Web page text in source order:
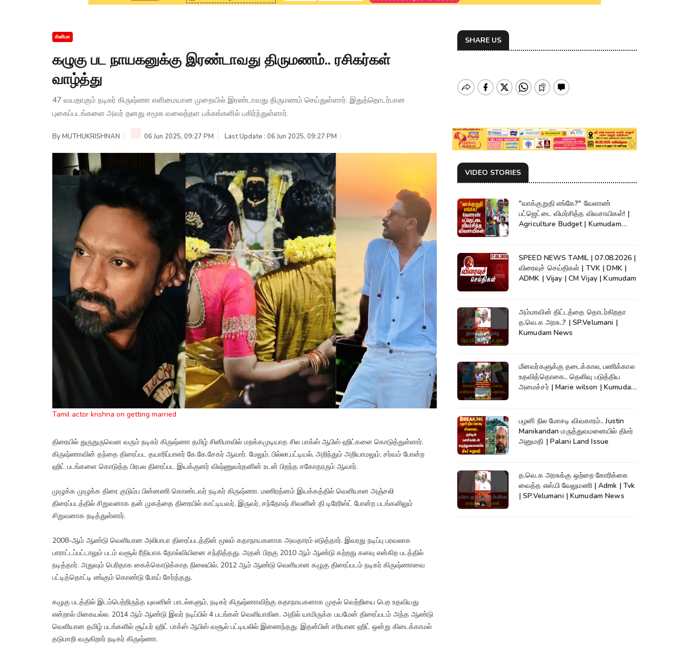
சினிமா
கழுகு பட நாயகனுக்கு இரண்டாவது திருமணம்.. ரசிகர்கள்
வாழ்த்து
47 வயதாகும் நடிகர் கிருஷ்ணா எளிமையான முறையில் இரண்டாவது திருமணம் செய்துள்ளார். இதுத்தொடர்பான
புகைப்படங்களை அவர் தனது சமூக வலைத்தள பக்கங்களில் பகிர்ந்துள்ளார்.
ByMUTHUKRISHNAN 06 Jun 2025, 09:27 PM Last Update : 06 Jun 2025, 09:27 PM
Tamil actor krishna on getting married
திரையில் துருதுருவென வரும் நடிகர் கிருஷ்ணா தமிழ் சினிமாவில் மறக்கமுடியாத சில பாக்ஸ் ஆபிஸ் ஹிட்களை கொடுத்துள்ளார்.
கிருஷ்ணாவின் தந்தை திரைப்பட தயாரிப்பாளர் கே.கே.சேகர் ஆவார். மேலும், பில்லா,பட்டியல், அறிந்தும் அறியாமலும், சர்வம் போன்ற
ஹிட் படங்களை கொடுத்த பிரபல திரைப்பட இயக்குனர் விஷ்ணுவர்தனின் உடன் பிறந்த சகோதரரும் ஆவார்.
முழுக்க முழுக்க திரை குடும்ப பின்னணி கொண்டவர் நடிகர் கிருஷ்ணா. மணிரத்னம் இயக்கத்தில் வெளியான அஞ்சலி
திரைப்படத்தில் சிறுவனாக தன் முகத்தை திரையில் காட்டியவர், இருவர், சந்தோஷ் சிவனின் தி டிரேரிஸ்ட் போன்ற படங்களிலும்
சிறுவனாக நடித்துள்ளார்.
2008-ஆம் ஆண்டு வெளியான அலிபாபா திரைப்படத்தின் மூலம் கதாநாயகனாக அவதாரம் எடுத்தார். இவரது நடிப்பு பரவலாக
பாராட்டப்பட்டாலும் படம் வசூல் ரீதியாக தோல்வியினை சந்தித்தது. அதன் பிறகு 2010 ஆம் ஆண்டு கற்றது களவு என்கிற படத்தில்
நடித்தார். அதுவும் பெரிதாக கைக்கொடுக்காத நிலையில், 2012 ஆம் ஆண்டு வெளியான கழுகு திரைப்படம் நடிகர் கிருஷ்ணாவை
பட்டித்தொட்டி எங்கும் கொண்டு போய் சேர்த்தது.
கழுகு படத்தில் இடம்பெற்றிருந்த யுவனின் பாடல்களும், நடிகர் கிருஷ்ணாவிற்கு கதாநாயகனாக முதல் வெற்றியை பெற உதவியது
என்றால் மிகையல்ல. 2014 ஆம் ஆண்டு இவர் நடிப்பில் 4 படங்கள் வெளியாகின. அதில் யாமிருக்க பயமேன் திரைப்படம் அந்த ஆண்டு
வெளியான தமிழ் படங்களில் சூப்பர் ஹிட் பாக்ஸ் ஆபிஸ் வசூல் பட்டியலில் இணைந்தது. இதன்பின் சரியான ஹிட் ஒன்று கிடைக்காமல்
தடுமாறி வருகிறார் நடிகர் கிருஷ்ணா.
SHARE US
VIDEO STORIES
"வாக்குறுதி எங்கே?" வேளாண்
பட்ஜெட்டை விமர்சித்த விவசாயிகள்! |
Agriculture Budget | Kumudam
SPEED NEWS TAMIL | 07.08.2026 |
விரைவுச் செய்திகள் | TVK | DMK |
ADMK | Vijay | CM Vijay | Kumudam
அம்மாவின் திட்டத்தை தொடர்கிறதா
த.வெ.க அரசு..? | SP.Velumani |
Kumudam News
மீனவர்களுக்கு தடைக்கால, பணிக்கால
உதவித்தொகை.. தெளிவு படுத்திய
அமைச்சர் | Marie wilson | Kumudam
பழனி நில மோசடி விவகாரம்.. Justin
Manikandan மருத்துவமனையில் திடீர்
அனுமதி | Palani Land Issue
த.வெ.க அரசுக்கு ஒற்றை கோரிக்கை
வைத்த எஸ்.பி வேலுமணி | Admk | Tvk
| SP.Velumani | Kumudam News